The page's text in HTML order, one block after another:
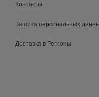
Контакты
Защита персональных
Доставка в Регионы